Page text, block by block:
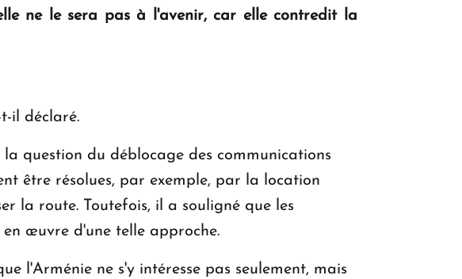
KASA : 30 ans d'audace, de résilience et
d'avenir en Arménie
ne le sera pas à l'avenir, car elle contredit la
il déclaré.
question du déblocage des communications
être résolues, par exemple, par la location
la route. Toutefois, il a souligné que les
œuvre d'une telle approche.
l'Arménie ne s'y intéresse pas seulement, mais